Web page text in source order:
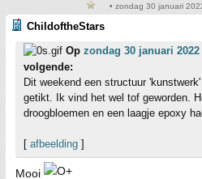
• zondag 30 januari
ChildoftheStars
Op zondag 30 januari 2022
volgende:
Dit weekend een structuur
getikt. Ik vind het wel tof geworden.
droogbloemen en een laagje epoxy
[ afbeelding ]
Mooi